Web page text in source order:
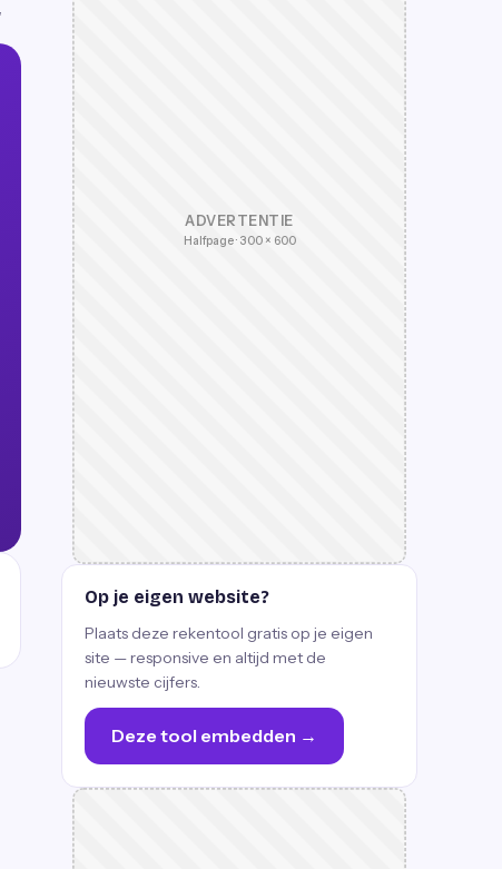
ADVERTENTIE
Halfpage · 300 × 600
Op je eigen website?
Plaats deze rekentool gratis op je eigen
site — responsive en altijd met de
nieuwste cijfers.
Deze tool embedden →